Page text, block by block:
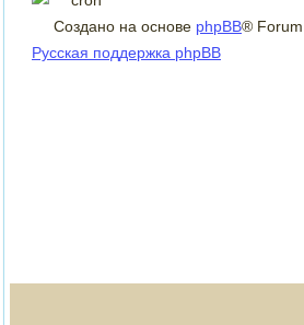
Создано на основе phpBB®
Русская поддержка phpBB